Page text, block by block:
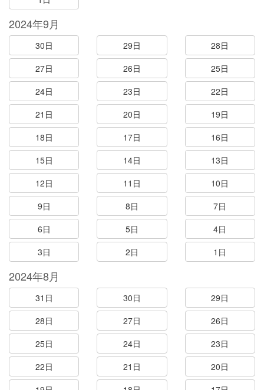
2024年9月
30日 29日
28日
27日
26日
25日
24日
23日
22日
21日
20日
19日
18日
17日
16日
15日
14日
13日
12日
11日
10日
9日
8日
7日
6日
5日
4日
3日
2日 1日
2024年8月
31日 30日
29日
28日
27日
26日
25日
24日
23日
22日
21日
20日